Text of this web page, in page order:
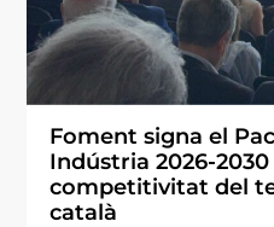
Foment signa el
Indústria 2026-
competitivitat del
català